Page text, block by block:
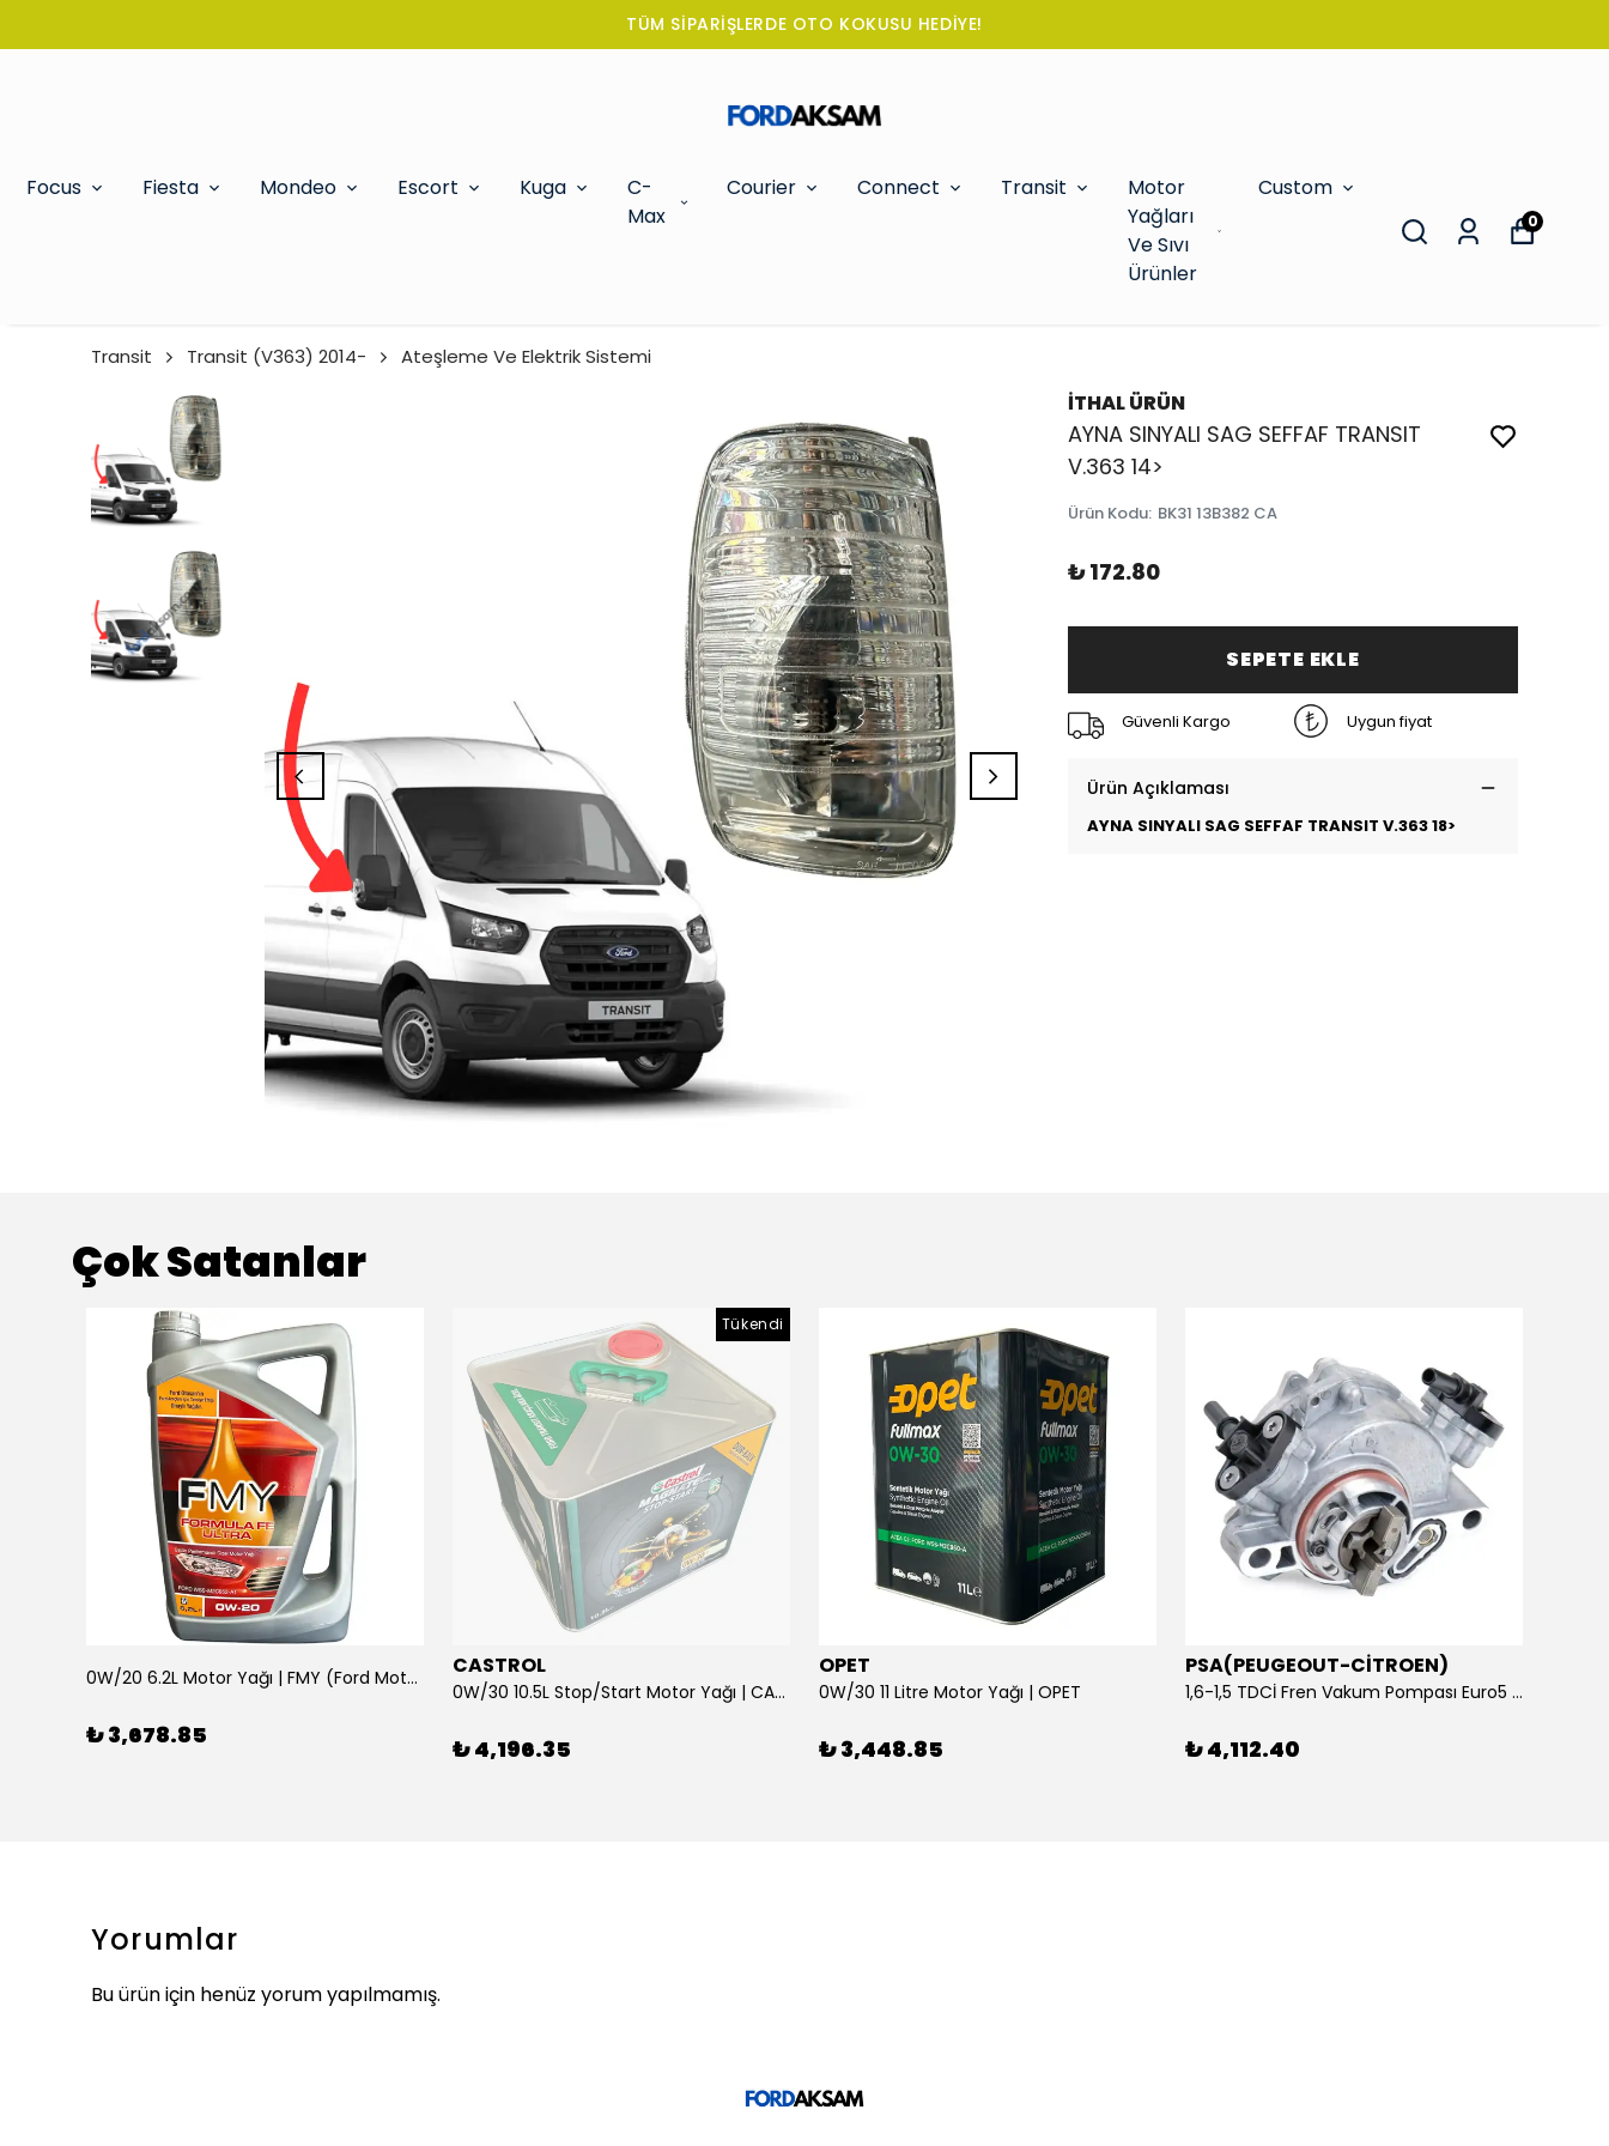
TÜM SİPARİŞLERDE OTO KOKUSU HEDİYE!
Focus Fiesta Mondeo Escort Kuga
C-
Max
Courier Connect Transit
Motor
Yağları
Ve Sıvı
Ürünler
Custom
0
Transit Transit (V363) 2014- Ateşleme Ve Elektrik Sistemi
İTHAL ÜRÜN
AYNA SINYALI SAG SEFFAF TRANSIT
V.363 14>
Ürün Kodu: BK31 13B382 CA
₺ 172.80
SEPETE EKLE
Güvenli Kargo Uygun fiyat
Ürün Açıklaması
AYNA SINYALI SAG SEFFAF TRANSIT V.363 18>
Çok Satanlar
0W/20 6.2L Motor Yağı | FMY (Ford Motor Yağları)
₺ 3,678.85
Tükendi
CASTROL
0W/30 10.5L Stop/Start Motor Yağı | CASTROL
₺ 4,196.35
OPET
0W/30 11 Litre Motor Yağı | OPET
₺ 3,448.85
PSA(PEUGEOUT-CİTROEN)
1,6-1,5 TDCİ Fren Vakum Pompası Euro5 2013-2018 | ORİJİNAL
₺ 4,112.40
Yorumlar
Bu ürün için henüz yorum yapılmamış.